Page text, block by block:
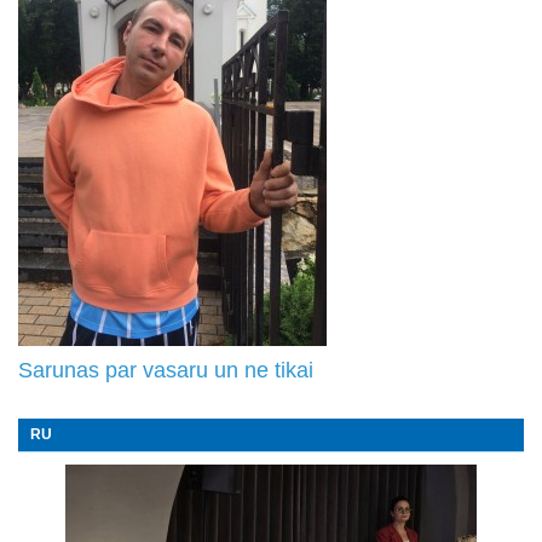
Sarunas par vasaru un ne tikai
RU